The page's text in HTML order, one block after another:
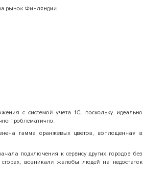
рынок Финляндии.
с системой учета 1С, поскольку идеально
проблематично.
гамма оранжевых цветов, воплощенная в
подключения к сервису других городов без
возникали жалобы людей на недостаток